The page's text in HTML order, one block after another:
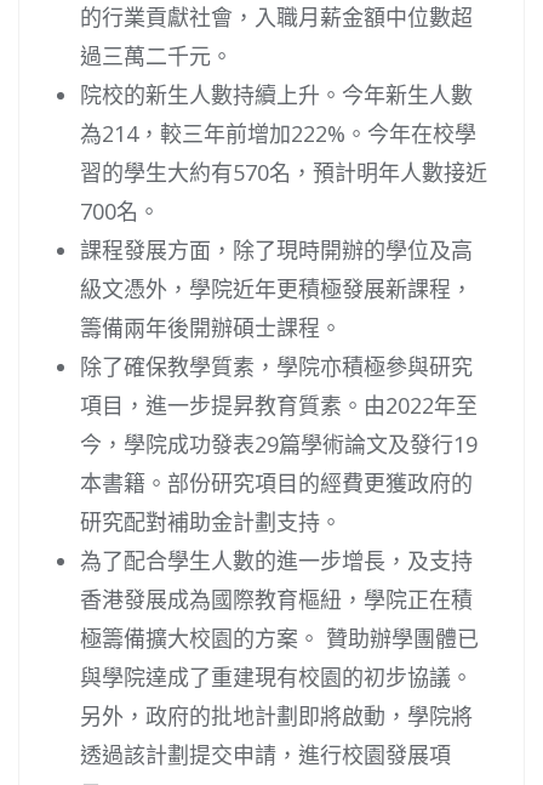
的行業貢獻社會，入職月薪金額中位數超
過三萬二千元。
院校的新生人數持續上升。今年新生人數
為214，較三年前增加222%。今年在校學
習的學生大約有570名，預計明年人數接近
700名。
課程發展方面，除了現時開辦的學位及高
級文憑外，學院近年更積極發展新課程，
籌備兩年後開辦碩士課程。
除了確保教學質素，學院亦積極參與研究
項目，進一步提昇教育質素。由2022年至
今，學院成功發表29篇學術論文及發行19
本書籍。部份研究項目的經費更獲政府的
研究配對補助金計劃支持。
為了配合學生人數的進一步增長，及支持
香港發展成為國際教育樞紐，學院正在積
極籌備擴大校園的方案。 贊助辦學團體已
與學院達成了重建現有校園的初步協議。
另外，政府的批地計劃即將啟動，學院將
透過該計劃提交申請，進行校園發展項